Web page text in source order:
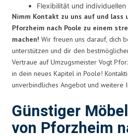
Flexibilität und individuellen
Nimm Kontakt zu uns auf und lass
Pforzheim nach Poole zu einem
machen! Wir freuen uns darauf, dich
unterstützen und dir den
Vertraue auf Umzugsmeister Vogt
in dein neues Kapitel in Poole!
unverbindliches Angebot und weitere
Günstiger
von Pforzheim